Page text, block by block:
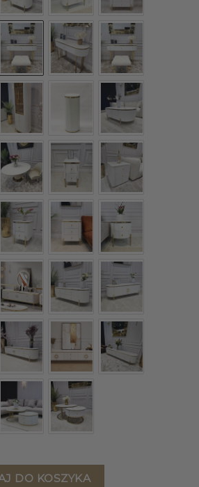
biała, ryflowana, złote
DO KOSZYKA